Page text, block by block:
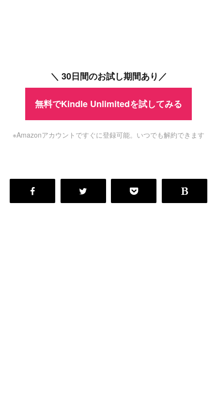
＼ 30日間のお試し期間あり／
無料でKindle Unlimitedを試してみる
※Amazonアカウントですぐに登録可能。いつでも解約できます